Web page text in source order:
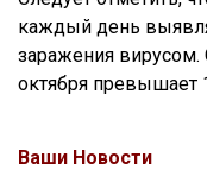
каждый день
заражения вирусом.
октября превышает
Ваши Новости